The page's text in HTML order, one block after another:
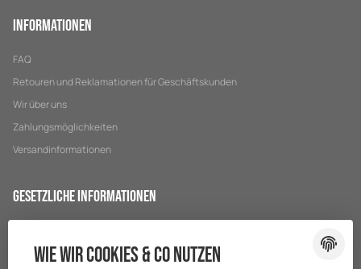
Informationen
FAQ
Retouren und Reklamationen für Geschäftskunden
Wir über uns
Zahlungsmöglichkeiten
Versandinformationen
Gesetzliche Informationen
Wie wir Cookies & Co nutzen